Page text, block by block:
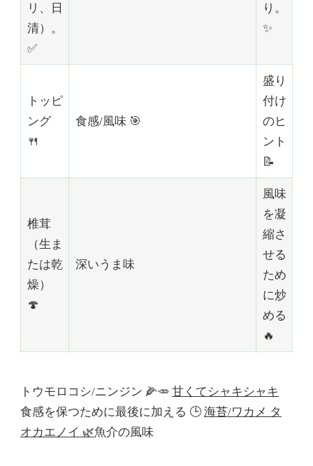
リ、日
清）。
✅
り。
✨
トッピ
ング
🍴
食感/風味 🎯
盛り
付け
のヒ
ント
📝
椎茸
（生ま
たは乾
燥）
🍄
深いうま味
風味
を凝
縮さ
せる
ため
に炒
める
🔥
トウモロコシ/ニンジン 🌽🥕 甘くてシャキシャキ
食感を保つために最後に加える 🕒海苔/ワカメ タ
オカエノイ 🌿魚介の風味